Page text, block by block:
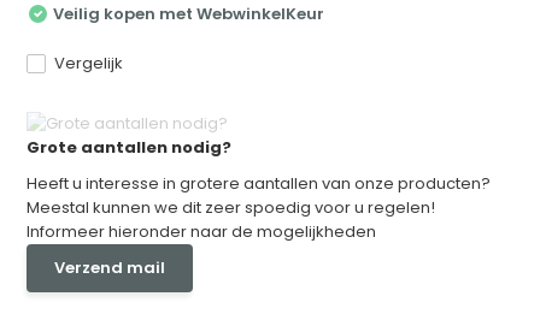
Veilig kopen met WebwinkelKeur
Vergelijk
Grote aantallen nodig?
Heeft u interesse in grotere aantallen van onze producten?
Meestal kunnen we dit zeer spoedig voor u regelen!
Informeer hieronder naar de mogelijkheden
Verzend mail